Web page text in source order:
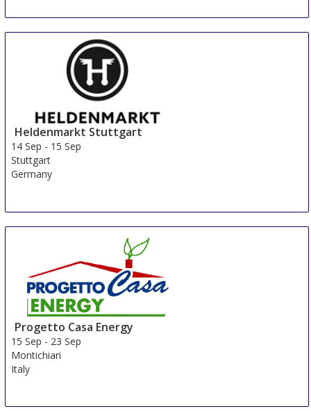
Heldenmarkt Stuttgart
14 Sep - 15 Sep
Stuttgart
Germany
Progetto Casa Energy
15 Sep - 23 Sep
Montichiari
Italy